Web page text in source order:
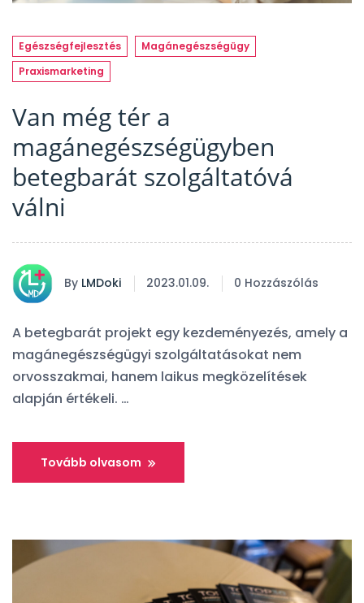
Egészségfejlesztés
Magánegészségügy
Praxismarketing
Van még tér a
magánegészségügyben
betegbarát szolgáltatóvá
válni
By LMDoki 2023.01.09. 0 Hozzászólás
A betegbarát projekt egy kezdeményezés, amely a
magánegészségügyi szolgáltatásokat nem
orvosszakmai, hanem laikus megközelítések
alapján értékeli. …
Tovább olvasom